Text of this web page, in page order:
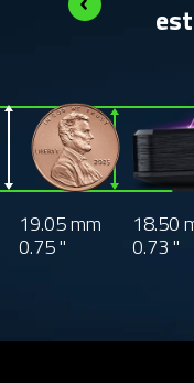
a product with
19.05 mm
0.75 "
18.50
0.73 "